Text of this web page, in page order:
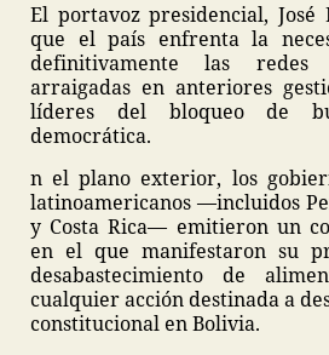
El portavoz presidencial, José
que el país enfrenta la
definitivamente las redes
arraigadas en anteriores
líderes del bloqueo de
democrática.
n el plano exterior, los
latinoamericanos —incluidos
y Costa Rica— emitieron un
en el que manifestaron su
desabastecimiento de
cualquier acción destinada a
constitucional en Bolivia.